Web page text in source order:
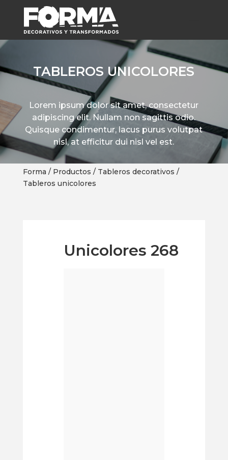
TABLEROS UNICOLORES
Lorem ipsum dolor sit amet, consectetur
adipiscing elit. Nullam non sagittis odio.
Quisque condimentur, lacus purus volutpat
nisl, at efficitur dui nisl vel est.
Forma / Productos / Tableros decorativos /
Tableros unicolores
Unicolores 268